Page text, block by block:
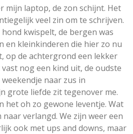
mijn laptop, de zon schijnt. Het
veel zin om te schrijven.
kwispelt, de bergen was
en kleinkinderen die hier zo nu
op de achtergrond een lekker
nog een kind uit, de oudste
naar zus in
grote liefde zit tegenover me.
het oh zo gewone leventje. Wat
verlangd. We zijn weer een
ook met ups and downs, maar